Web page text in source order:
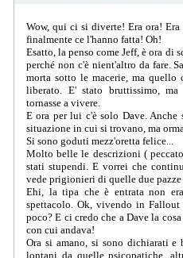
Wow, qui ci si diverte! Era ora!
finalmente ce l'hanno fatta! Oh!
Esatto, la penso come Jeff, è ora di
perché non c'è nient'altro da fare.
morta sotto le macerie, ma quello
liberato. E' stato bruttissimo, ma
tornasse a vivere.
E ora per lui c'è solo Dave. Anche
situazione in cui si trovano, ma
Si sono goduti mezz'oretta felice...
Molto belle le descrizioni (
stati stupendi. E vorrei che
vede prigionieri di quelle due pazze
Ehi, la tipa che è entrata non
spettacolo. Ok, vivendo in
poco? E ci credo che a Dave la
con cui andava!
Ora si amano, si sono dichiarati e
lontani da quelle psicopatiche,